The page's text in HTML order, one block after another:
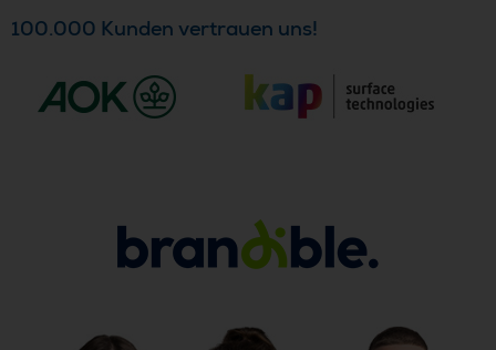
100.000 Kunden vertrauen uns!